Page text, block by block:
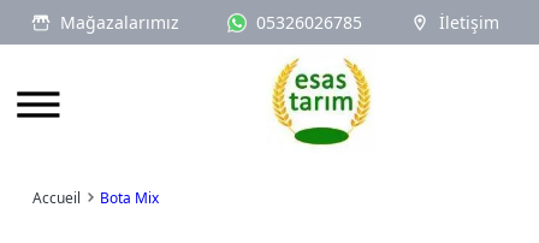
Mağazalarımız 05326026785 İletişim
Logo
Accueil Bota Mix